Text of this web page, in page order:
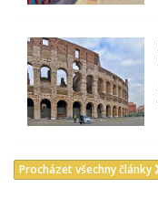
Procházet všechny články